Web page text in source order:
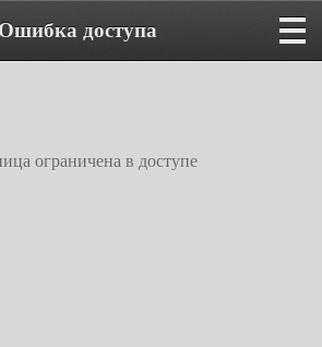
Ошибка доступа
ограничена в доступе